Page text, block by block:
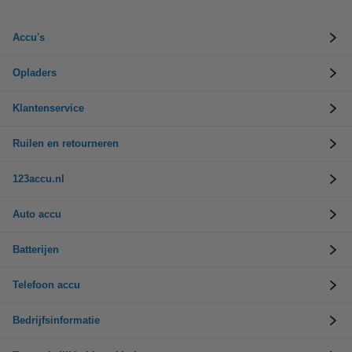
Accu's
Opladers
Klantenservice
Ruilen en retourneren
123accu.nl
Auto accu
Batterijen
Telefoon accu
Bedrijfsinformatie